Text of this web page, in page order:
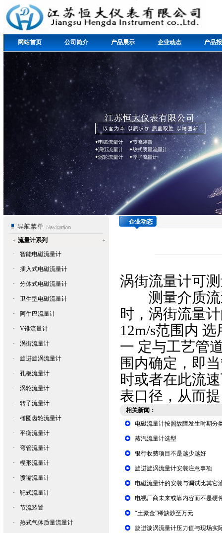
网站首页 公司简介 产品展示 企业动态 产品
流量计系列
·
智能电磁流量计
· 插入式电磁流量计
· 分体式电磁流量计
· 卫生型电磁流量计
· 阿牛巴流量计
· V锥流量计
· 涡街流量计
· 旋进旋涡流量计
· 孔板流量计
· 涡轮流量计
· 转子流量计
· 椭圆齿轮流量计
· 平衡流量计
· 弯管流量计
· 楔形流量计
· 喷嘴流量计
· 靶式流量计
· 节流装置
· 热式气体质量流量计
企业动态
涡街流量计可
测量介质流
时， 涡街流量计
12m/s范围内
一 定与工艺管
围内确定，即
时或者在此流
表口径，从而
相关新闻：
电磁流量计按照故障发生时期分
蒸汽流量计选型
银行收费项目不是越少越好
旋进旋涡流量计安装注意事项
电磁流量计的安装与调试比其它
电视厂商未来或靠内容而不是硬
“土豪金”稀缺炒至万元
旋进漩涡流量计压力值与现场实